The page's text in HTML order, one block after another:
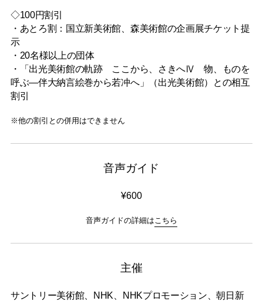
◇100円割引
・あとろ割：国立新美術館、森美術館の企画展チケット提
示
・20名様以上の団体
・「出光美術館の軌跡 ここから、さきへⅣ 物、ものを
呼ぶ—伴大納言絵巻から若冲へ」（出光美術館）との相互
割引
※他の割引との併用はできません
音声ガイド
¥600
音声ガイドの詳細は こちら
主催
サントリー美術館、NHK、NHKプロモーション、朝日新